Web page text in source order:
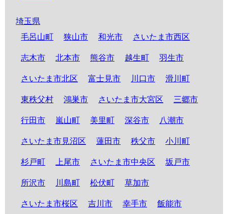
埼玉県
毛呂山町
狭山市 和光市 さいたま市西区
志木市 北本市 熊谷市 越生町 羽生市
さいたま市北区 富士見市 川口市 滑川町
東秩父村 鴻巣市 さいたま市大宮区 三郷市
行田市 嵐山町 美里町 深谷市 八潮市
さいたま市見沼区 蓮田市 秩父市 小川町
杉戸町 上尾市 さいたま市中央区 坂戸市
所沢市 川島町 松伏町 草加市
さいたま市桜区 吉川市 幸手市 飯能市